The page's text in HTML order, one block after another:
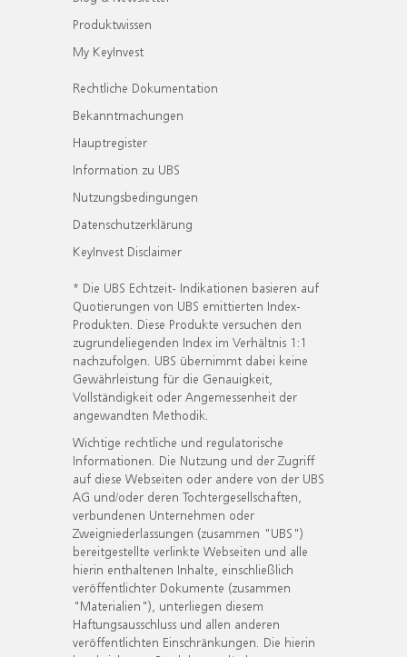
Produktwissen
My KeyInvest
Rechtliche Dokumentation
Bekanntmachungen
Hauptregister
Information zu UBS
Nutzungsbedingungen
Datenschutzerklärung
KeyInvest Disclaimer
* Die UBS Echtzeit- Indikationen basieren auf
Quotierungen von UBS emittierten Index-
Produkten. Diese Produkte versuchen den
zugrundeliegenden Index im Verhältnis 1:1
nachzufolgen. UBS übernimmt dabei keine
Gewährleistung für die Genauigkeit,
Vollständigkeit oder Angemessenheit der
angewandten Methodik.
Wichtige rechtliche und regulatorische
Informationen. Die Nutzung und der Zugriff
auf diese Webseiten oder andere von der UBS
AG und/oder deren Tochtergesellschaften,
verbundenen Unternehmen oder
Zweigniederlassungen (zusammen "UBS")
bereitgestellte verlinkte Webseiten und alle
hierin enthaltenen Inhalte, einschließlich
veröffentlichter Dokumente (zusammen
"Materialien"), unterliegen diesem
Haftungsausschluss und allen anderen
veröffentlichten Einschränkungen. Die hierin